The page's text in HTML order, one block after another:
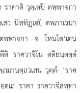
าคาติ วุตฺเตปิ ตพฺพาจกา
ว นิทฺทิฏฺเปิ ตพฺภาเวนา
พาจกา จ โหนฺโต‘เตน
ราควาจิโน ตติยนฺตตฺตํ
มานตฺถวเสน วุตฺตํ- ‘ราค
เถ ราคา ราควาจีสทฺทา